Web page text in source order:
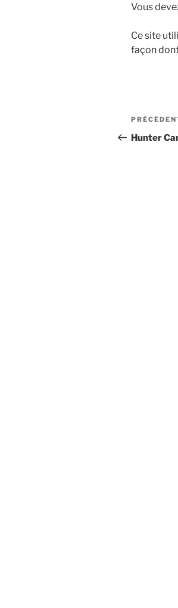
Vous
Ce site
façon
de
Article
précédent
Hunter